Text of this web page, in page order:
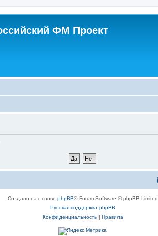
ФМ Проект
Создано на основе phpBB® Forum Software © phpBB Limited
Русская поддержка phpBB
Конфиденциальность| Правила